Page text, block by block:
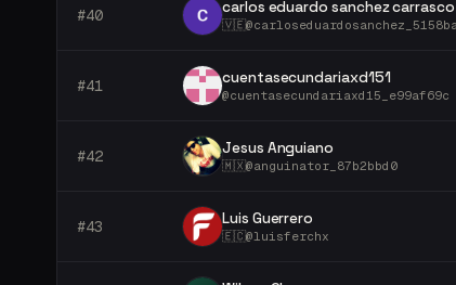
#40 carlos eduardo sanchez carrasco
🇻🇪 @
#41 cuentasecundariaxd151
@cuentasecundariaxd15_e99af69c
#42 Jesus Anguiano
🇲🇽 @anguinator_87b2bbd0
#43 Luis Guerrero
🇪🇨 @luisferchx